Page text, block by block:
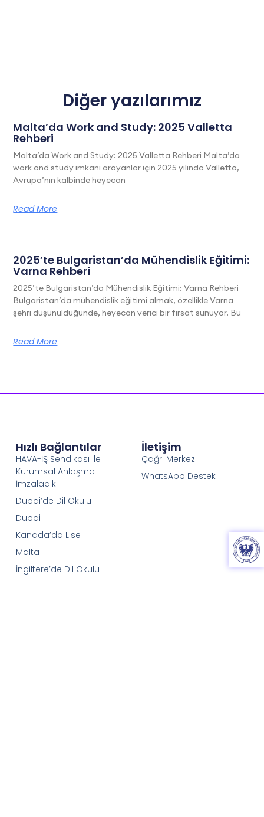
Diğer yazılarımız
Malta’da Work and Study: 2025 Valletta
Rehberi
Malta’da Work and Study: 2025 Valletta Rehberi Malta’da
work and study imkanı arayanlar için 2025 yılında Valletta,
Avrupa’nın kalbinde heyecan
Read More
2025’te Bulgaristan’da Mühendislik Eğitimi:
Varna Rehberi
2025’te Bulgaristan’da Mühendislik Eğitimi: Varna Rehberi
Bulgaristan’da mühendislik eğitimi almak, özellikle Varna
şehri düşünüldüğünde, heyecan verici bir fırsat sunuyor. Bu
Read More
Hızlı Bağlantılar
HAVA-İŞ Sendikası ile
Kurumsal Anlaşma
İmzaladık!
Dubai’de Dil Okulu
Dubai
Kanada’da Lise
Malta
İngiltere’de Dil Okulu
İletişim
Çağrı Merkezi
WhatsApp Destek